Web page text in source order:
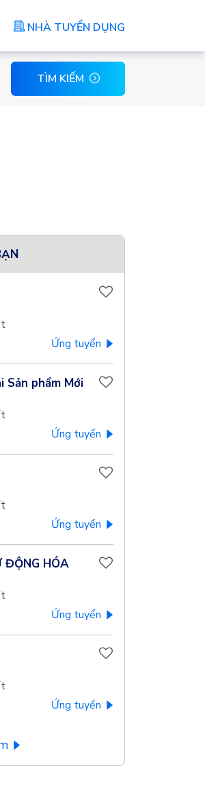
NHÀ TUYỂN DỤNG
TÌM KIẾM
Ứng tuyển
Sản phẩm Mới
Ứng tuyển
Ứng tuyển
ĐỘNG HÓA
Ứng tuyển
Ứng tuyển